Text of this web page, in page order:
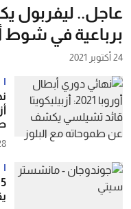
عاجل.. ليفربول
برباعية في شوط
24 أكتوبر 2021
28